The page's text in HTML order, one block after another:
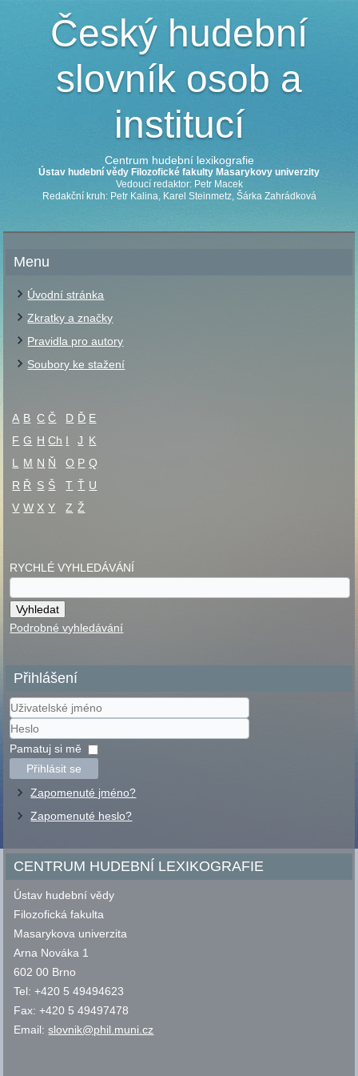
Český hudební
slovník osob a
institucí
Centrum hudební lexikografie
Ústav hudební vědy Filozofické fakulty Masarykovy univerzity
Vedoucí redaktor: Petr Macek
Redakční kruh: Petr Kalina, Karel Steinmetz, Šárka Zahrádková
Menu
Úvodní stránka
Zkratky a značky
Pravidla pro autory
Soubory ke stažení
A B C Č D Ď E
F G H Ch I J K
L
M N Ň O P Q
R Ř S Š T Ť U
V W X Y Z Ž
RYCHLÉ VYHLEDÁVÁNÍ
Podrobné vyhledávání
Přihlášení
Uživatelské
jméno
Heslo
Pamatuj si mě
Přihlásit se
Zapomenuté jméno?
Zapomenuté heslo?
CENTRUM HUDEBNÍ LEXIKOGRAFIE
Ústav hudební vědy
Filozofická fakulta
Masarykova univerzita
Arna Nováka 1
602 00 Brno
Tel: +420 5 49494623
Fax: +420 5 49497478
Email:slovnik@phil.muni.cz